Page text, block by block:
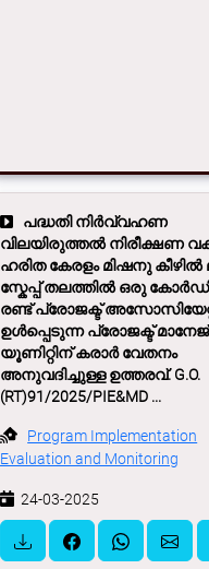
പദ്ധതി നിര്‍വ്വഹണ
വിലയിരുത്തല്‍ നിരീക്ഷണ
ഹരിത കേരളം മിഷനു കീഴില്‍
സ്കേപ്പ്‌ തലത്തില്‍ ഒരു
രണ്ട്‌ പ്രോജക്ട്‌
ഉള്‍പ്പെടുന്ന പ്രോജക്ട്‌
യൂണിറ്റിന്‌ കരാര്‍ വേതനം
അനുവദിച്ചുള്ള ഉത്തരവ്‌. G.O.
(RT)91/2025/PIE&MD ...
Program Implementation
Evaluation and Monitoring
24-03-2025